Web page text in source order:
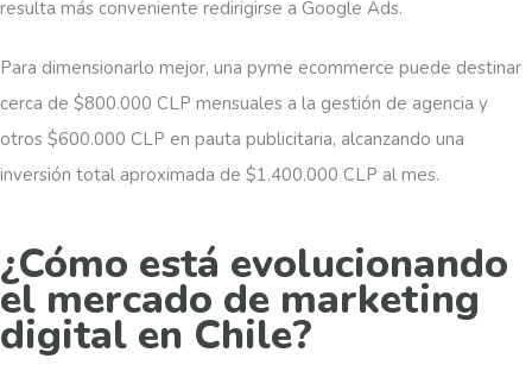
resulta más conveniente redirigirse a Google Ads.
Para dimensionarlo mejor, una pyme ecommerce puede destinar
cerca de $800.000 CLP mensuales a la gestión de agencia y
otros $600.000 CLP en pauta publicitaria, alcanzando una
inversión total aproximada de $1.400.000 CLP al mes.
¿Cómo está evolucionando
el mercado de marketing
digital en Chile?